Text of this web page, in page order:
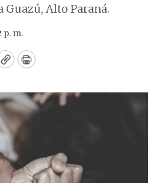
Alto Paraná.
p. m.
CopyPrint